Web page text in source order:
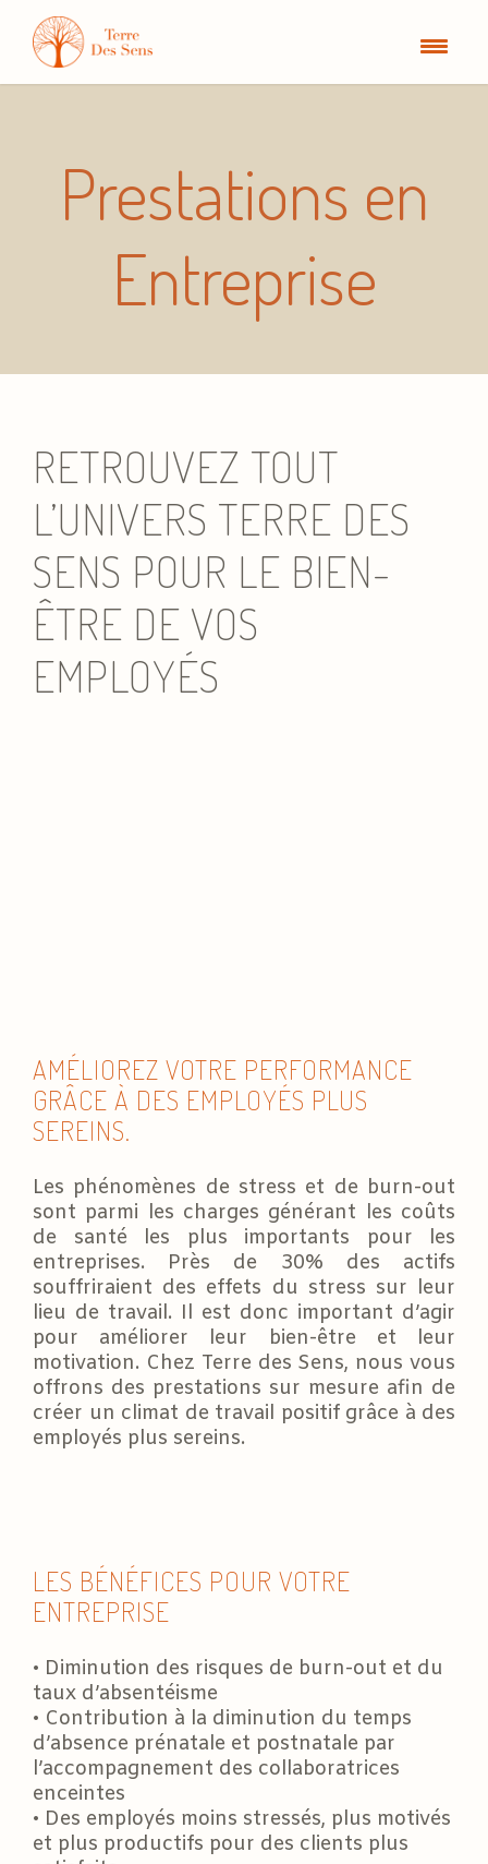
Prestations en
Entreprise
RETROUVEZ TOUT
L’UNIVERS TERRE DES
SENS POUR LE BIEN-
ÊTRE DE VOS
EMPLOYÉS
AMÉLIOREZ VOTRE PERFORMANCE
GRÂCE À DES EMPLOYÉS PLUS
SEREINS.
Les phénomènes de stress et de burn-out
sont parmi les charges générant les coûts
de santé les plus importants pour les
entreprises. Près de 30% des actifs
souffriraient des effets du stress sur leur
lieu de travail. Il est donc important d’agir
pour améliorer leur bien-être et leur
motivation. Chez Terre des Sens, nous vous
offrons des prestations sur mesure afin de
créer un climat de travail positif grâce à des
employés plus sereins.
LES BÉNÉFICES POUR VOTRE
ENTREPRISE
• Diminution des risques de burn-out et du
taux d’absentéisme
• Contribution à la diminution du temps
d’absence prénatale et postnatale par
l’accompagnement des collaboratrices
enceintes
• Des employés moins stressés, plus motivés
et plus productifs pour des clients plus